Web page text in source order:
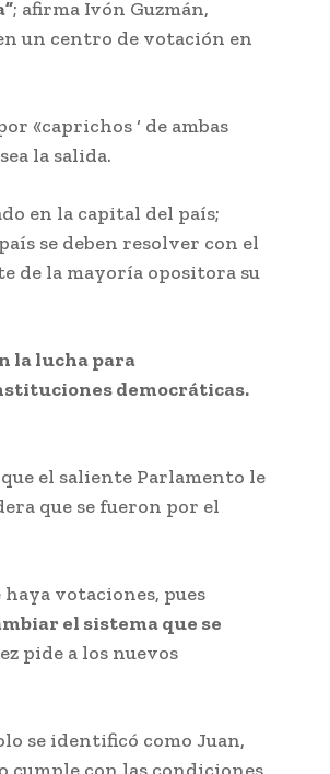
; afirma Ivón Guzmán,
un centro de votación en
«caprichos ‘ de ambas
la salida.
en la capital del país;
se deben resolver con el
de la mayoría opositora su
la lucha para
democráticas.
el saliente Parlamento le
que se fueron por el
votaciones, pues
el sistema que se
pide a los nuevos
se identificó como Juan,